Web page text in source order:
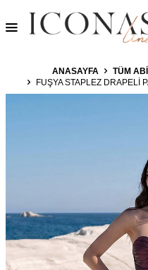
ANASAYFA TÜM
FUŞYA STAPLEZ DRAPELI